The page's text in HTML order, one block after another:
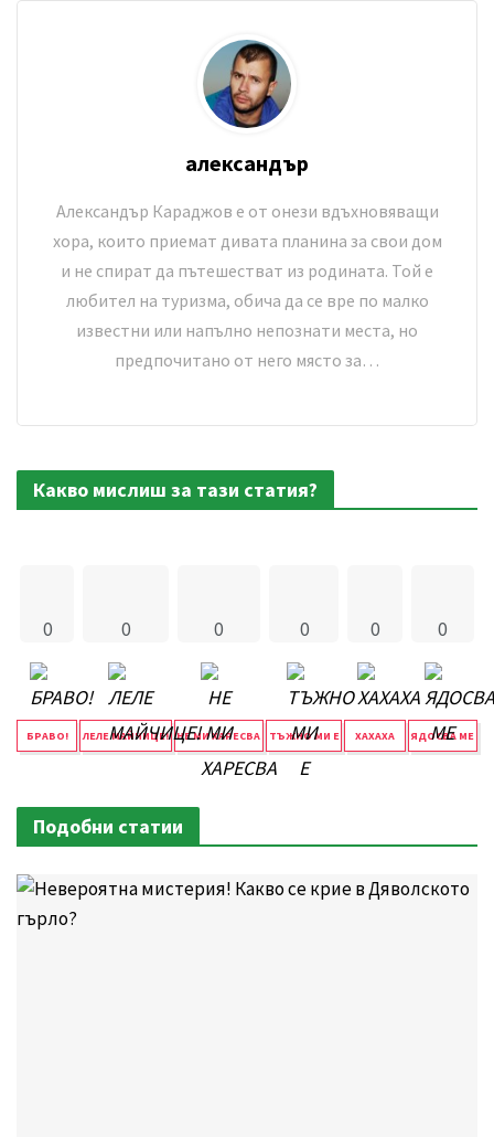
александър
Александър Караджов е от онези вдъхновяващи
хора, които приемат дивата планина за свои дом
и не спират да пътешестват из родината. Той е
любител на туризма, обича да се вре по малко
известни или напълно непознати места, но
предпочитано от него място за…
Какво мислиш за тази статия?
0
БРАВО!
0
ЛЕЛЕ МАЙЧИЦЕ!
0
НЕ МИ ХАРЕСВА
0
ТЪЖНО МИ Е
0
ХАХАХА
0
ЯДОСВА МЕ
Подобни статии